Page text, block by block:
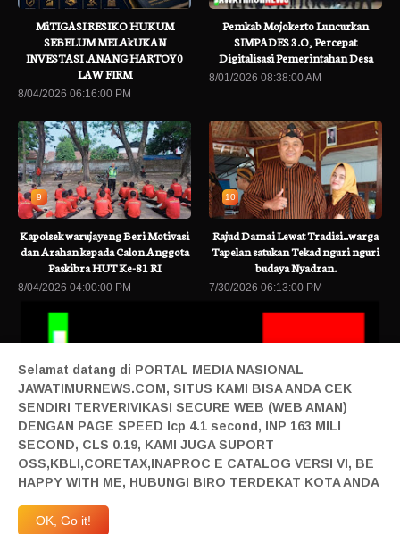
MiTIGASI RESIKO HUKUM
SEBELUM MELAkUKAN
INVESTASI .ANANG HARTOY0
LAW FIRM
8/04/2026 06:16:00 PM
Pemkab Mojokerto Luncurkan
SIMPADES 3.O, Percepat
Digitalisasi Pemerintahan Desa
8/01/2026 08:38:00 AM
9
Kapolsek warujayeng Beri Motivasi
dan Arahan kepada Calon Anggota
Paskibra HUT Ke-81 RI
8/04/2026 04:00:00 PM
10
Rajud Damai Lewat Tradisi..warga
Tapelan satukan Tekad nguri nguri
budaya Nyadran.
7/30/2026 06:13:00 PM
Transaksi Kripto di Indonesia Selalu Tembus Rp45 Triliun
Home| Login| Privacy| Pedoman Siber| Contact| Tentang|
Produk|
Adv| Mitra| Staff Redaksi| Redaksi| | Design By Sonata
Abraham | @2019 All Right Reserved | Milad JTN Ke 4 | 27 April 2023 JTN Melangkah
Maju | Anggardaya Terpandang-Berharga-Terdepan-Berkelas
Selamat datang di PORTAL MEDIA NASIONAL
JAWATIMURNEWS.COM, SITUS KAMI BISA ANDA CEK
SENDIRI TERVERIVIKASI SECURE WEB (WEB AMAN)
DENGAN PAGE SPEED lcp 4.1 second, INP 163 MILI
SECOND, CLS 0.19, KAMI JUGA SUPORT
OSS,KBLI,CORETAX,INAPROC E CATALOG VERSI VI, BE
HAPPY WITH ME, HUBUNGI BIRO TERDEKAT KOTA ANDA
OK, Go it!